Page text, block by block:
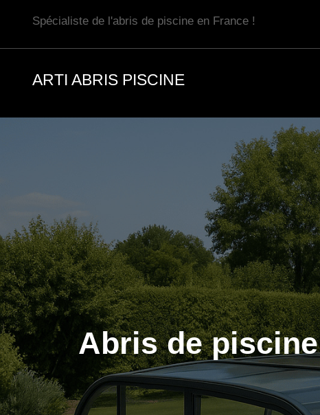
Spécialiste de l'abris de piscine en France !
ARTI ABRIS PISCINE
Abris de